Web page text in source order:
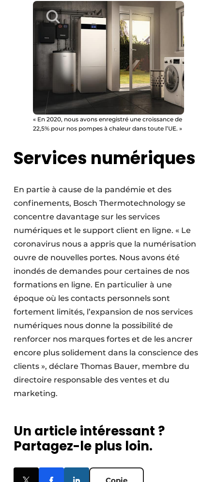
« En 2020, nous avons enregistré une croissance de
22,5% pour nos pompes à chaleur dans toute l’UE. »
Services numériques
En partie à cause de la pandémie et des
confinements, Bosch Thermotechnology se
concentre davantage sur les services
numériques et le support client en ligne. « Le
coronavirus nous a appris que la numérisation
ouvre de nouvelles portes. Nous avons été
inondés de demandes pour certaines de nos
formations en ligne. En particulier à une
époque où les contacts personnels sont
fortement limités, l’expansion de nos services
numériques nous donne la possibilité de
renforcer nos marques fortes et de les ancrer
encore plus solidement dans la conscience des
clients », déclare Thomas Bauer, membre du
directoire responsable des ventes et du
marketing.
Un article intéressant ?
Partagez-le plus loin.